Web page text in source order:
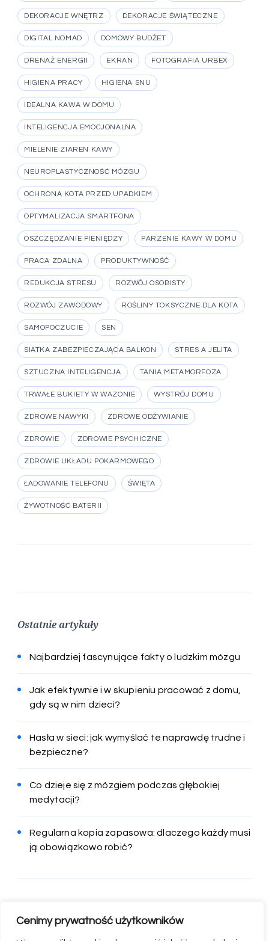
Cenimy prywatność użytkowników
DEKORACJE WNĘTRZ DEKORACJE ŚWIĄTECZNE
DIGITAL NOMAD DOMOWY BUDŻET
DRENAŻ ENERGII EKRAN FOTOGRAFIA URBEX
HIGIENA PRACY HIGIENA SNU
IDEALNA KAWA W DOMU
INTELIGENCJA EMOCJONALNA
MIELENIE ZIAREN KAWY
NEUROPLASTYCZNOŚĆ MÓZGU
OCHRONA KOTA PRZED UPADKIEM
OPTYMALIZACJA SMARTFONA
OSZCZĘDZANIE PIENIĘDZY PARZENIE KAWY W DOMU
PRACA ZDALNA PRODUKTYWNOŚĆ
REDUKCJA STRESU ROZWÓJ OSOBISTY
ROZWÓJ ZAWODOWY ROŚLINY TOKSYCZNE DLA KOTA
SAMOPOCZUCIE SEN
SIATKA ZABEZPIECZAJĄCA BALKON STRES A JELITA
SZTUCZNA INTELIGENCJA TANIA METAMORFOZA
TRWAŁE BUKIETY W WAZONIE WYSTRÓJ DOMU
ZDROWE NAWYKI ZDROWE ODŻYWIANIE
ZDROWIE ZDROWIE PSYCHICZNE
ZDROWIE UKŁADU POKARMOWEGO
ŁADOWANIE TELEFONU ŚWIĘTA
ŻYWOTNOŚĆ BATERII
Ostatnie artykuły
Najbardziej fascynujące fakty o ludzkim mózgu
Jak efektywnie i w skupieniu pracować z domu,
gdy są w nim dzieci?
Hasła w sieci: jak wymyślać te naprawdę trudne i
bezpieczne?
Co dzieje się z mózgiem podczas głębokiej
medytacji?
Regularna kopia zapasowa: dlaczego każdy musi
ją obowiązkowo robić?